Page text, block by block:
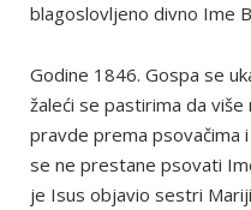
blagoslovljeno divno Ime
Godine 1846. Gospa se
žaleći se pastirima da
pravde prema psovačima
se ne prestane psovati
je Isus objavio sestri